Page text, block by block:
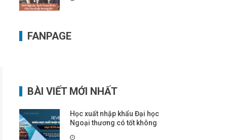
FANPAGE
BÀI VIẾT MỚI NHẤT
Học xuất nhập khẩu Đại học
Ngoại thương có tốt không